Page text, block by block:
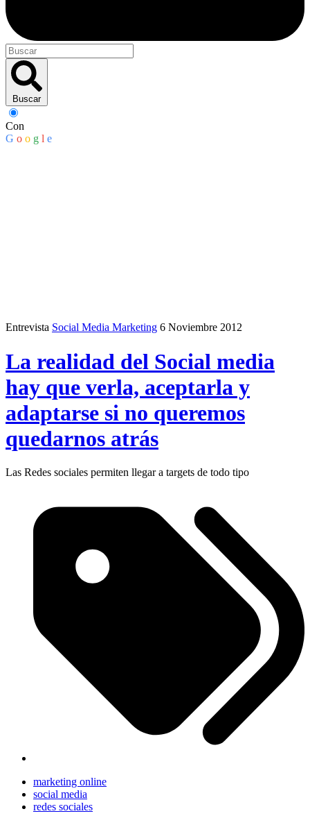
Buscar
Con
G o o g l e
Entrevista Social Media Marketing 6 Noviembre 2012
La realidad del Social media
hay que verla, aceptarla y
adaptarse si no queremos
quedarnos atrás
Las Redes sociales permiten llegar a targets de todo tipo
marketing online
social media
redes sociales